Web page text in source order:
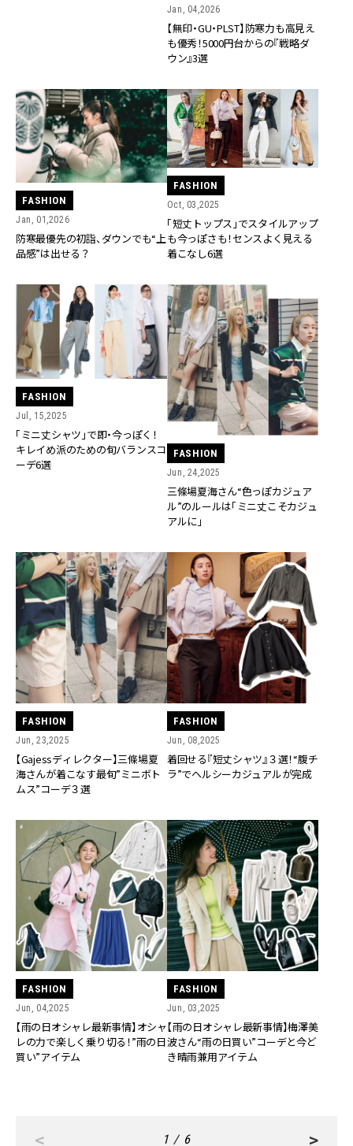
Jan, 04,2026
【無印・GU・PLST】防寒力も高見え
も優秀！5000円台からの『戦略ダ
ウン』3選
FASHION
Jan, 01,2026
防寒最優先の初詣、ダウンでも“上
品感”は出せる？
FASHION
Oct, 03,2025
「短丈トップス」でスタイルアップ
も今っぽさも！センスよく見える
着こなし6選
FASHION
Jul, 15,2025
「ミニ丈シャツ」で即・今っぽく！
キレイめ派のための旬バランスコ
ーデ6選
FASHION
Jun, 24,2025
三條場夏海さん“色っぽカジュア
ル”のルールは「ミニ丈こそカジュ
アルに」
FASHION
Jun, 23,2025
【Gajessディレクター】三條場夏
海さんが着こなす最旬”ミニボト
ムス”コーデ３選
FASHION
Jun, 08,2025
着回せる『短丈シャツ』３選！“腹チ
ラ”でヘルシーカジュアルが完成
FASHION
Jun, 04,2025
【雨の日オシャレ最新事情】オシャ
レの力で楽しく乗り切る！”雨の日
買い”アイテム
FASHION
Jun, 03,2025
【雨の日オシャレ最新事情】梅澤美
波さん“雨の日買い”コーデと今ど
き晴雨兼用アイテム
< 1 / 6 >